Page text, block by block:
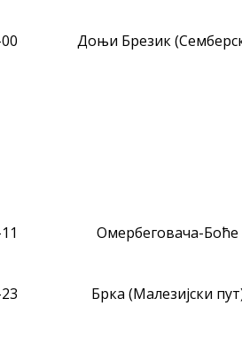
Доњи Брезик
Омербеговача-Боће
Брка (Малезијски